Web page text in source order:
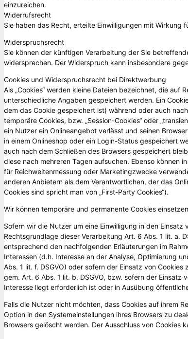
einzureichen.
Widerrufsrecht
Sie haben das Recht, erteilte Einwilligungen mit Wirkung
Widerspruchsrecht
Sie können der künftigen Verarbeitung der Sie
widersprechen. Der Widerspruch kann insbesondere
Cookies und Widerspruchsrecht bei Direktwerbung
Als „Cookies“ werden kleine Dateien bezeichnet, die
unterschiedliche Angaben gespeichert werden. Ein
dem das Cookie gespeichert ist) während oder auch
temporäre Cookies, bzw. „Session-Cookies“ oder
ein Nutzer ein Onlineangebot verlässt und seinen
in einem Onlineshop oder ein Login-Status gespeichert
auch nach dem Schließen des Browsers gespeichert
diese nach mehreren Tagen aufsuchen. Ebenso können
für Reichweitenmessung oder Marketingzwecke
anderen Anbietern als dem Verantwortlichen, der das
Cookies sind spricht man von „First-Party Cookies“).
Wir können temporäre und permanente Cookies
Sofern wir die Nutzer um eine Einwilligung in den
Rechtsgrundlage dieser Verarbeitung Art. 6 Abs. 1 lit. a.
entsprechend den nachfolgenden Erläuterungen im
Interessen (d.h. Interesse an der Analyse, Optimierung
Abs. 1 lit. f. DSGVO) oder sofern der Einsatz von
gem. Art. 6 Abs. 1 lit. b. DSGVO, bzw. sofern der
Interesse liegt erforderlich ist oder in Ausübung
Falls die Nutzer nicht möchten, dass Cookies auf ihrem
Option in den Systemeinstellungen ihres Browsers zu
Browsers gelöscht werden. Der Ausschluss von Cookies